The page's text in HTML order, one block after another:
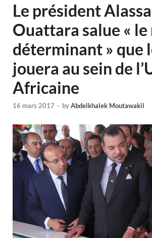
Le président
Ouattara salue « le
déterminant » que
jouera au sein de
Africaine
16 mars 2017 - byAbdelkhalek Moutawakil